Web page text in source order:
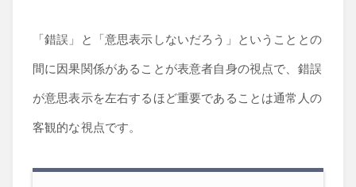
「錯誤」と「意思表示しないだろう」ということとの
間に因果関係があることが表意者自身の視点で、錯誤
が意思表示を左右するほど重要であることは通常人の
客観的な視点です。